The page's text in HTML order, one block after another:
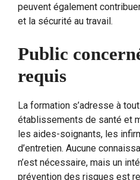
peuvent également
et la sécurité au travail.
Public
requis
La formation s’adresse à
établissements de santé et
les aides-soignants, les
d’entretien. Aucune
n’est nécessaire, mais un
prévention des risques est